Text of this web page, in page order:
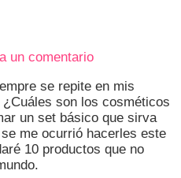
un comentarioQUE
TENER
EN
TU
NECESER
BASICO
se repite en mis
son los cosméticos
un set básico que sirva
me ocurrió hacerles este
10 productos que no